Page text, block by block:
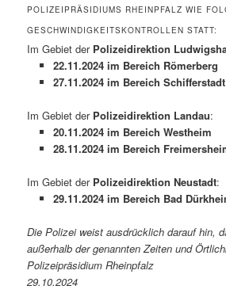
POLIZEIPRÄSIDIUMS RHEINPFALZ WIE
GESCHWINDIGKEITSKONTROLLEN STATT:
Im Gebiet der Polizeidirektion
22.11.2024 im Bereich Römerberg
27.11.2024 im Bereich Schifferstadt
Im Gebiet der Polizeidirektion Landau:
20.11.2024 im Bereich Westheim
28.11.2024 im Bereich
Im Gebiet der Polizeidirektion Neustadt:
29.11.2024 im Bereich Bad
Die Polizei weist ausdrücklich darauf hin,
außerhalb der genannten Zeiten und
Polizeipräsidium Rheinpfalz
29.10.2024